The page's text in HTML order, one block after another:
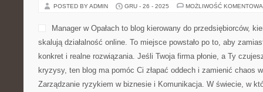
POSTED BY ADMIN GRU - 26 - 2025 MOŻLIWOŚĆ
Manager w Opałach to blog kierowany do przedsiębiorców,
skalują działalność online. To miejsce powstało po to, aby
konkret i realne rozwiązania. Jeśli Twoja firma płonie, a Ty
kryzysy, ten blog ma pomóc Ci złapać oddech i zamienić chaos
Zarządzanie ryzykiem w biznesie i Komunikacja. W świecie, w